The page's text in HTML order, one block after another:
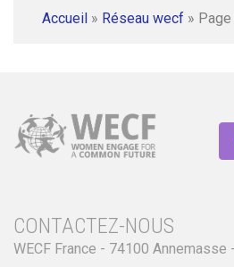
Accueil » Réseau wecf » Page
CONTACTEZ-NOUS
WECF France - 74100 Annemasse